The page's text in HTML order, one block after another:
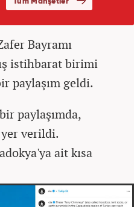
Bayramı
istihbarat birimi
paylaşım geldi.
paylaşımda,
verildi.
ait kısa